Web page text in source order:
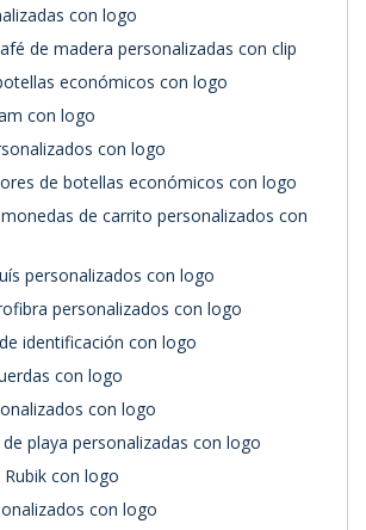
con logo
de madera personalizadas con clip
económicos con logo
con logo
con logo
de botellas económicos con logo
de carrito personalizados con
personalizados con logo
personalizados con logo
identificación con logo
con logo
con logo
playa personalizadas con logo
con logo
con logo